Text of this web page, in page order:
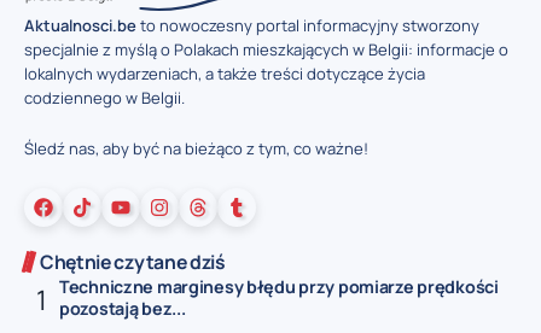
Aktualnosci.beto nowoczesny portal informacyjny stworzony
specjalnie z myślą o Polakach mieszkających w Belgii: informacje o
lokalnych wydarzeniach, a także treści dotyczące życia
codziennego w Belgii.
Śledź nas, aby być na bieżąco z tym, co ważne!
Chętnie czytane dziś
Techniczne marginesy błędu przy pomiarze prędkości
pozostają bez...